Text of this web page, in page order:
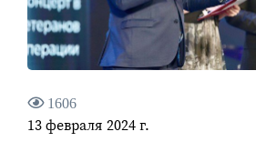
1606
13 февраля 2024 г.